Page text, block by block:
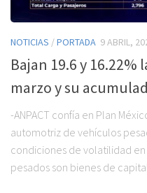
NOTICIAS /PORTADA 9 ABRIL,
Bajan 19.6 y 16.22%
marzo y su
-ANPACT confía en Plan
automotriz de vehículos
condiciones de volatilidad
pesados son bienes de